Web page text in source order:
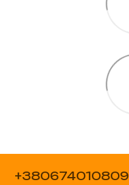
+380674010809